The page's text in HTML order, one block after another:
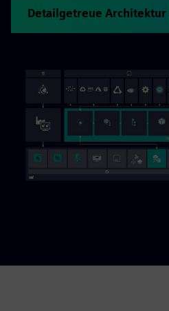
Detailgetreue Architektur